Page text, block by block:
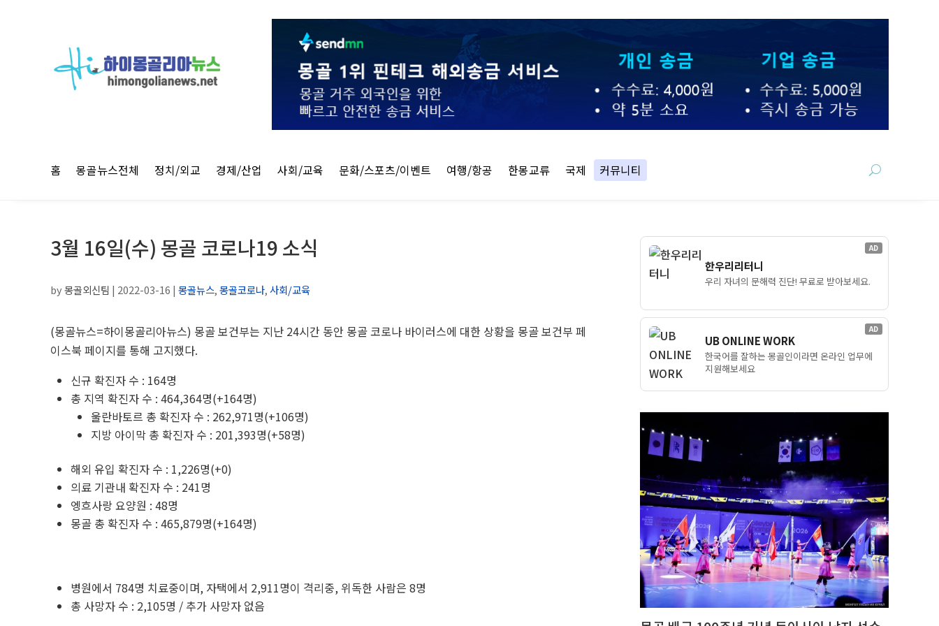
홈 몽골뉴스전체 정치/외교 경제/산업 사회/교육 문화/스포츠/이벤트 여행/항공 한몽교류 국제 커뮤니티
3월 16일(수) 몽골 코로나19 소식
by몽골외신팀 | 2022-03-16 | 몽골뉴스,몽골코로나,사회/교육
(몽골뉴스=하이몽골리아뉴스) 몽골 보건부는 지난 24시간 동안 몽골 코로나 바이러스에 대한 상황을 몽골 보건부 페
이스북 페이지를 통해 고지했다.
신규 확진자 수 : 164명
총 지역 확진자 수 : 464,364명(+164명)
울란바토르 총 확진자 수 : 262,971명(+106명)
지방 아이막 총 확진자 수 : 201,393명(+58명)
해외 유입 확진자 수 : 1,226명(+0)
의료 기관내 확진자 수 : 241명
엥흐사랑 요양원 : 48명
몽골 총 확진자 수 : 465,879명(+164명)
병원에서 784명 치료중이며, 자택에서 2,911명이 격리중, 위독한 사람은 8명
총 사망자 수 : 2,105명 / 추가 사망자 없음
AD
한우리리터니
우리 자녀의 문해력 진단! 무료로 받아보세요.
AD
UB ONLINE WORK
한국어를 잘하는 몽골인이라면 온라인 업무에
지원해보세요